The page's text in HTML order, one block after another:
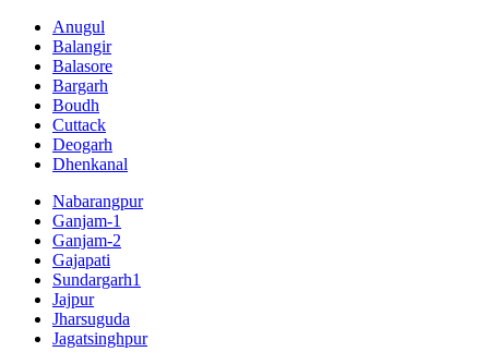
Anugul
Balangir
Balasore
Bargarh
Boudh
Cuttack
Deogarh
Dhenkanal
Nabarangpur
Ganjam-1
Ganjam-2
Gajapati
Sundargarh1
Jajpur
Jharsuguda
Jagatsinghpur